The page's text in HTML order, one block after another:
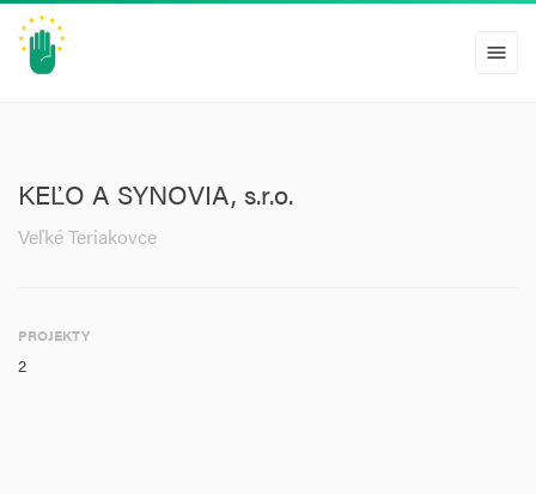
menu
KEĽO A SYNOVIA, s.r.o.
Veľké Teriakovce
PROJEKTY
2